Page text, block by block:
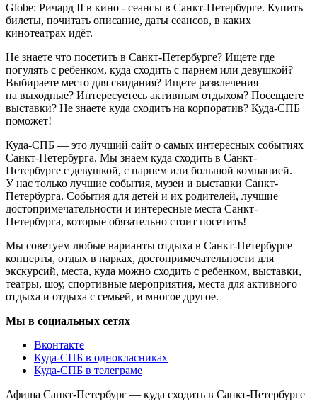
Globe: Ричард II в кино - сеансы в Санкт-Петербурге. Купить
билеты, почитать описание, даты сеансов, в каких
кинотеатрах идёт.
Не знаете что посетить в Санкт-Петербурге? Ищете где
погулять с ребенком, куда сходить с парнем или девушкой?
Выбираете место для свидания? Ищете развлечения
на выходные? Интересуетесь активным отдыхом? Посещаете
выставки? Не знаете куда сходить на корпоратив? Куда-СПБ
поможет!
Куда-СПБ — это лучший сайт о самых интересных событиях
Санкт-Петербурга. Мы знаем куда сходить в Санкт-
Петербурге с девушкой, с парнем или большой компанией.
У нас только лучшие события, музеи и выставки Санкт-
Петербурга. События для детей и их родителей, лучшие
достопримечательности и интересные места Санкт-
Петербурга, которые обязательно стоит посетить!
Мы советуем любые варианты отдыха в Санкт-Петербурге —
концерты, отдых в парках, достопримечательности для
экскурсий, места, куда можно сходить с ребенком, выставки,
театры, шоу, спортивные мероприятия, места для активного
отдыха и отдыха с семьей, и многое другое.
Мы в социальных сетях
Вконтакте
Куда-СПБ в однокласниках
Куда-СПБ в телеграме
Афиша Санкт-Петербург — куда сходить в Санкт-Петербурге